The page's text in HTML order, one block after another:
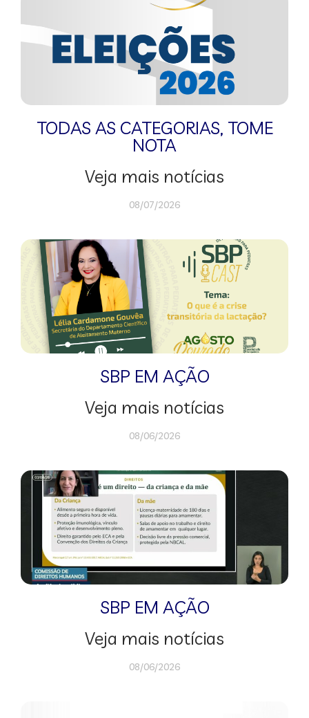
TODAS AS CATEGORIAS, TOME
NOTA
Veja mais notícias
08/07/2026
SBP EM AÇÃO
Veja mais notícias
08/06/2026
SBP EM AÇÃO
Veja mais notícias
08/06/2026